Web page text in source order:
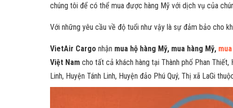
chúng tôi để có thể mua được hàng Mỹ với dịch vụ của
Với những yêu cầu về độ tuổi như vậy là sự đảm bảo cho
VietAir Cargo nhận mua hộ hàng Mỹ, mua hàng Mỹ,
Việt Nam cho tất cả khách hàng tại Thành phố Phan Thiết,
Linh, Huyện Tánh Linh, Huyện đảo Phú Quý, Thị xã LaGi